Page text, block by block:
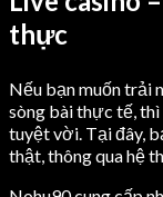
thực
Nếu bạn muốn trải
sòng bài thực tế,
tuyệt vời. Tại đây,
thật, thông qua hệ